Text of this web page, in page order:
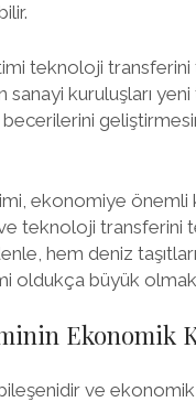
teknoloji
kuruluşları
ekonomiye önemli
teknoloji transferini
hem deniz
oldukça büyük
Ekonomik
ve ekonomik